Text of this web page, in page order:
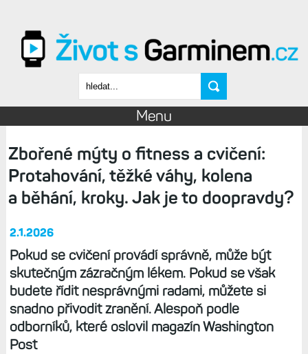
Vyhledávání
Menu
Zbořené mýty o fitness a cvičení:
Protahování, těžké váhy, kolena
a běhání, kroky. Jak je to doopravdy?
2.1.2026
Pokud se cvičení provádí správně, může být
skutečným zázračným lékem. Pokud se však
budete řídit nesprávnými radami, můžete si
snadno přivodit zranění. Alespoň podle
odborníků, které oslovil magazín Washington
Post